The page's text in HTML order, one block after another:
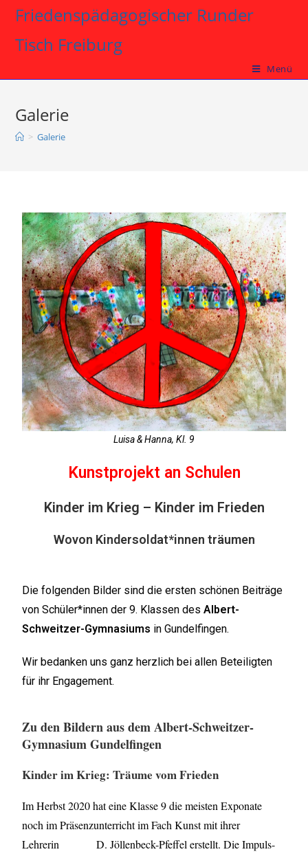
Friedenspädagogischer Runder
Tisch Freiburg
Menü
Galerie
> Galerie
Luisa & Hanna, Kl. 9
Kunstprojekt an Schulen
Kinder im Krieg – Kinder im Frieden
Wovon Kindersoldat*innen träumen
Die folgenden Bilder sind die ersten schönen Beiträge
von Schüler*innen der 9. Klassen desAlbert-
Schweitzer-Gymnasiums in Gundelfingen.
Wir bedanken uns ganz herzlich bei allen Beteiligten
für ihr Engagement.
Zu den Bildern aus dem Albert-Schweitzer-
Gymnasium Gundelfingen
Kinder im Krieg: Träume vom Frieden
Im Herbst 2020 hat eine Klasse 9 die meisten Exponate
noch im Präsenzunterricht im Fach Kunst mit ihrer
Lehrerin D. Jöllenbeck-Pfeffel erstellt. Die Impuls-